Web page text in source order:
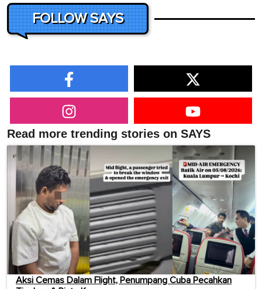
FOLLOW SAYS
Read more trending stories on SAYS
Aksi Cemas Dalam Flight, Penumpang Cuba Pecahkan